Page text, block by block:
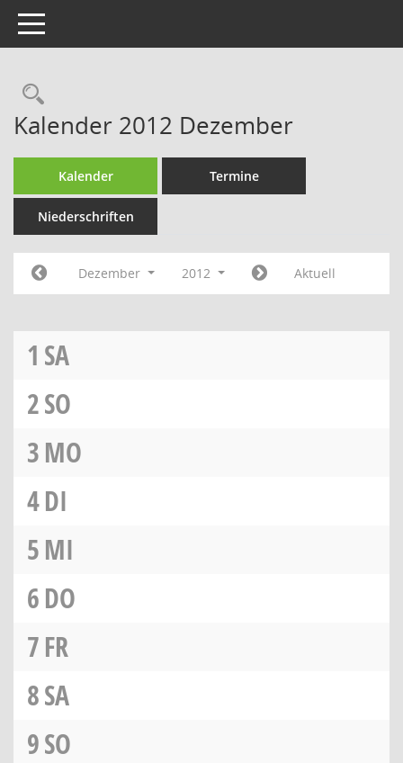
Toggle navigation
Rechercheauswahl
Kalender 2012 Dezember
Kalender Termine
Niederschriften
Dezember 2012 Aktuell
1 SA
2SO
3MO
4DI
5MI
6DO
7FR
8SA
9SO